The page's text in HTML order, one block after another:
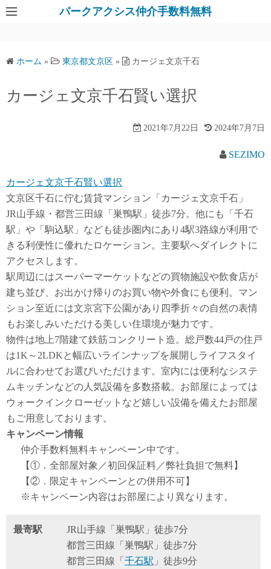
パークアクシス仲介手数料無料
ホーム » 東京都文京区 » カージェ文京千石
カージェ文京千石賢い選択
2021年7月22日 2024年7月7日
SEZIMO
カージェ文京千石賢い選択
文京区千石に佇む賃貸マンション「カージェ文京千石」
JR山手線・都営三田線「巣鴨駅」徒歩7分。他にも「千石
駅」や「駒込駅」なども徒歩圏内にあり4駅3路線が利用で
きる利便性に優れたロケーション。主要駅へダイレクトに
アクセスします。
駅周辺にはスーパーマーケットなどの買物施設や飲食店が
建ち並び、お出かけ帰りのお買い物や外食にも便利。マン
ション至近には文京宮下公園があり四季折々の自然の表情
もお楽しみいただける美しい住環境が魅力です。
物件は地上7階建て鉄筋コンクリート造。総戸数44戸の住戸
は1K～2LDKと幅広いラインナップを展開しライフスタイ
ルに合わせてお選びいただけます。室内には便利なシステ
ムキッチンなどの人気設備を多数搭載。お部屋によっては
ウォークインクローゼットなど嬉しい設備を備えたお部屋
もご用意しております。
キャンペーン情報
仲介手数料無料キャンペーン中です。
【①．全部屋対象／初回保証料／弊社負担で無料】
【②．限定キャンペーンとの併用不可】
※キャンペーン内容はお部屋により異なります。
最寄駅
JR山手線「巣鴨駅」徒歩7分
都営三田線「巣鴨駅」徒歩7分
都営三田線「千石駅 」徒歩9分